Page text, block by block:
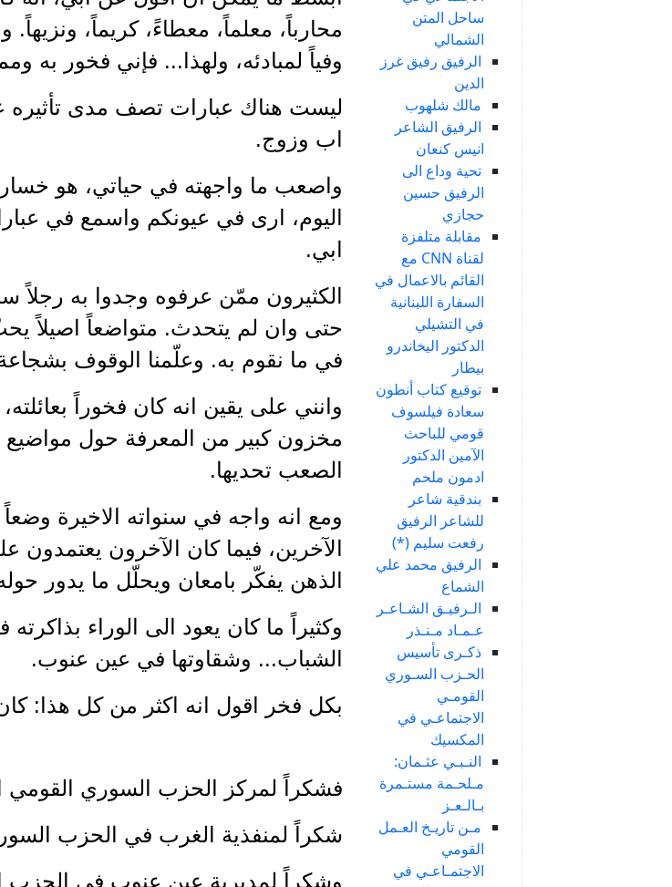
ساحل المتن
الشمالي
الرفيق رفيق غرز
الدين
مالك شلهوب
الرفيق الشاعر
انيس كنعان
تحية وداع الى
الرفيق حسين
حجازي
مقابلة متلفزة
لقناة CNN مع
القائم بالاعمال في
السفارة اللبنانية
في التشيلي
الدكتور اليخاندرو
بيطار
توقيع كتاب أنطون
سعادة فيلسوف
قومي للباحث
الآمين الدكتور
ادمون ملحم
بندقية شاعر
للشاعر الرفيق
رفعت سليم (*)
الرفيق محمد علي
الشماع
الـرفيـق الشـاعـر
عـمـاد مـنـذر
ذكـرى تأسيس
الحـزب السـوري
القومـي
الاجتماعـي في
المكسيك
النـبـي عثـمان:
مـلحـمة مستـمرة
بـالـعـز
مـن تاريـخ العـمل
القومي
الاجتمـاعـي في
محارباً، معلماً، معطاءً، كريماً،
وفياً لمبادئه، ولهذا... فإني فخور به
ليست هناك عبارات تصف مدى تأثيره
اب وزوج.
واصعب ما واجهته في حياتي، هو
اليوم، ارى في عيونكم واسمع في
ابي.
الكثيرون ممّن عرفوه وجدوا به رجلاً
حتى وان لم يتحدث. متواضعاً اصيلاً
في ما نقوم به. وعلّمنا الوقوف
وانني على يقين انه كان فخوراً
مخزون كبير من المعرفة حول
الصعب تحديها.
ومع انه واجه في سنواته الاخيرة
الآخرين، فيما كان الآخرون
الذهن يفكّر بامعان ويحلّل ما يدور
وكثيراً ما كان يعود الى الوراء
الشباب... وشقاوتها في عين عنوب.
بكل فخر اقول انه اكثر من كل هذا:
فشكراً لمركز الحزب السوري القومي
شكراً لمنفذية الغرب في الحزب
وشكراً لمديرية عين عنوب في الحزب